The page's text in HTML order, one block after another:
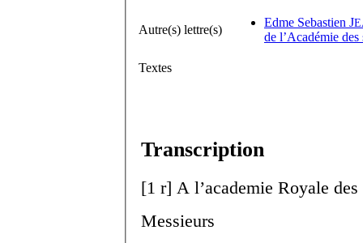
Autre(s) lettre(s)
Edme Sebastien J
de l’Académie
Textes
Transcription
[1 r] A l’academie Royale des
Messieurs